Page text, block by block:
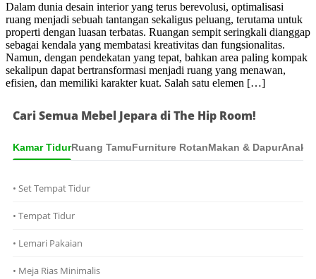
Dalam dunia desain interior yang terus berevolusi, optimalisasi
ruang menjadi sebuah tantangan sekaligus peluang, terutama untuk
properti dengan luasan terbatas. Ruangan sempit seringkali dianggap
sebagai kendala yang membatasi kreativitas dan fungsionalitas.
Namun, dengan pendekatan yang tepat, bahkan area paling kompak
sekalipun dapat bertransformasi menjadi ruang yang menawan,
efisien, dan memiliki karakter kuat. Salah satu elemen […]
Cari Semua Mebel Jepara di The Hip Room!
Kamar TidurRuang TamuFurniture RotanMakan & DapurAnak
• Set Tempat Tidur
• Tempat Tidur
• Lemari Pakaian
• Meja Rias Minimalis